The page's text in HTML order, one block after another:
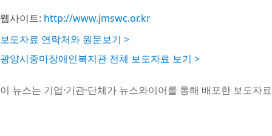
웹사이트: http://www.jmswc.or.kr
보도자료 연락처와 원문보기 >
광양시중마장애인복지관 전체 보도자료 보기 >
이 뉴스는 기업·기관·단체가 뉴스와이어를 통해 배포한 보도자